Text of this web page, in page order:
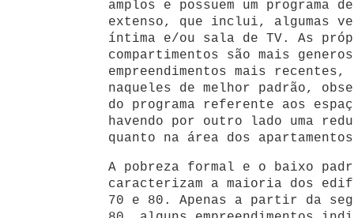
amplos e possuem um programa
extenso, que inclui, algumas
íntima e/ou sala de TV. As
compartimentos são mais
empreendimentos mais recentes,
naqueles de melhor padrão,
do programa referente aos
havendo por outro lado uma
quanto na área dos
A pobreza formal e o baixo
caracterizam a maioria dos
70 e 80. Apenas a partir da